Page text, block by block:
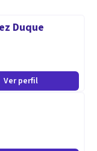
Duque
Ver perfil